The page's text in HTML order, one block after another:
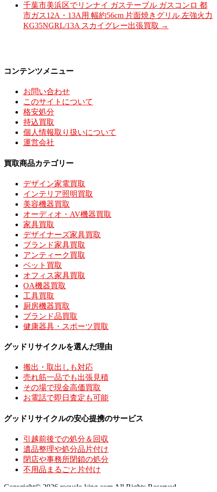
千葉市美浜区でリンナイ ガステーブル ガスコンロ 都
市ガス12A・13A用 幅約56cm 片面焼きグリル 左強火力
KG35NGRL/13A スカイグレー出張買取 →
コンテンツメニュー
お問い合わせ
このサイトについて
格安処分
持込買取
個人情報取り扱いについて
運営会社
買取商品カテゴリー
デザイン家電買取
インテリア照明買取
美容機器買取
オーディオ・AV機器買取
家具買取
デザイナーズ家具買取
ブランド家具買取
アンティーク買取
ベット買取
オフィス家具買取
OA機器買取
工具買取
厨房機器買取
ブランド品買取
健康器具・スポーツ買取
グッドリサイクルを選んだ理由
搬出・取出しも対応
売れ筋一品でも出張見積
その場で現金高価買取
お電話で即日査定も可能
グッドリサイクルの安心提携のサービス
引越前後での処分＆回収
遺品整理や処分品片付け
閉店や事務所閉鎖の処分
不用品まるごと片付け
Copyright© 2026 recycle-king.com All Rights Reserved.